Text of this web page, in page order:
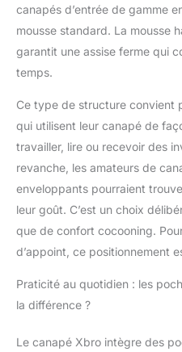
canapés d’entrée de gamme
mousse standard. La mousse
garantit une assise ferme qui
temps.
Ce type de structure convient
qui utilisent leur canapé de
travailler, lire ou recevoir des
revanche, les amateurs de
enveloppants pourraient
leur goût. C’est un choix
que de confort cocooning.
d’appoint, ce positionnement
Praticité au quotidien : les
la différence ?
Le canapé Xbro intègre des